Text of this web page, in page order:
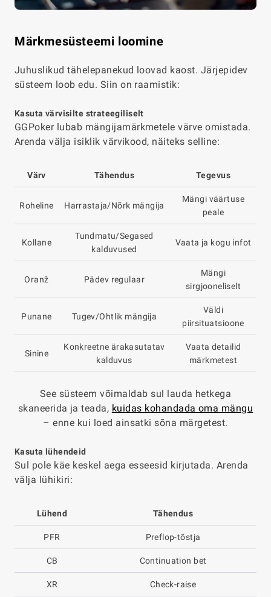
Märkmesüsteemi loomine
Juhuslikud tähelepanekud loovad kaost. Järjepidev
süsteem loob edu. Siin on raamistik:
Kasuta värvisilte strateegiliselt
GGPoker lubab mängijamärkmetele värve omistada.
Arenda välja isiklik värvikood, näiteks selline:
Värv Tähendus Tegevus
Roheline Harrastaja/Nõrk mängija
Mängi väärtuse
peale
Kollane
Tundmatu/Segased
kalduvused
Vaata ja kogu infot
Oranž Pädev regulaar
Mängi
sirgjooneliselt
Punane Tugev/Ohtlik mängija
Väldi
piirsituatsioone
Sinine
Konkreetne ärakasutatav
kalduvus
Vaata detailid
märkmetest
See süsteem võimaldab sul lauda hetkega
skaneerida ja teada, kuidas kohandada oma mängu
– enne kui loed ainsatki sõna märgetest.
Kasuta lühendeid
Sul pole käe keskel aega esseesid kirjutada. Arenda
välja lühikiri:
Lühend Tähendus
PFR Preflop-tõstja
CB Continuation bet
XR Check-raise